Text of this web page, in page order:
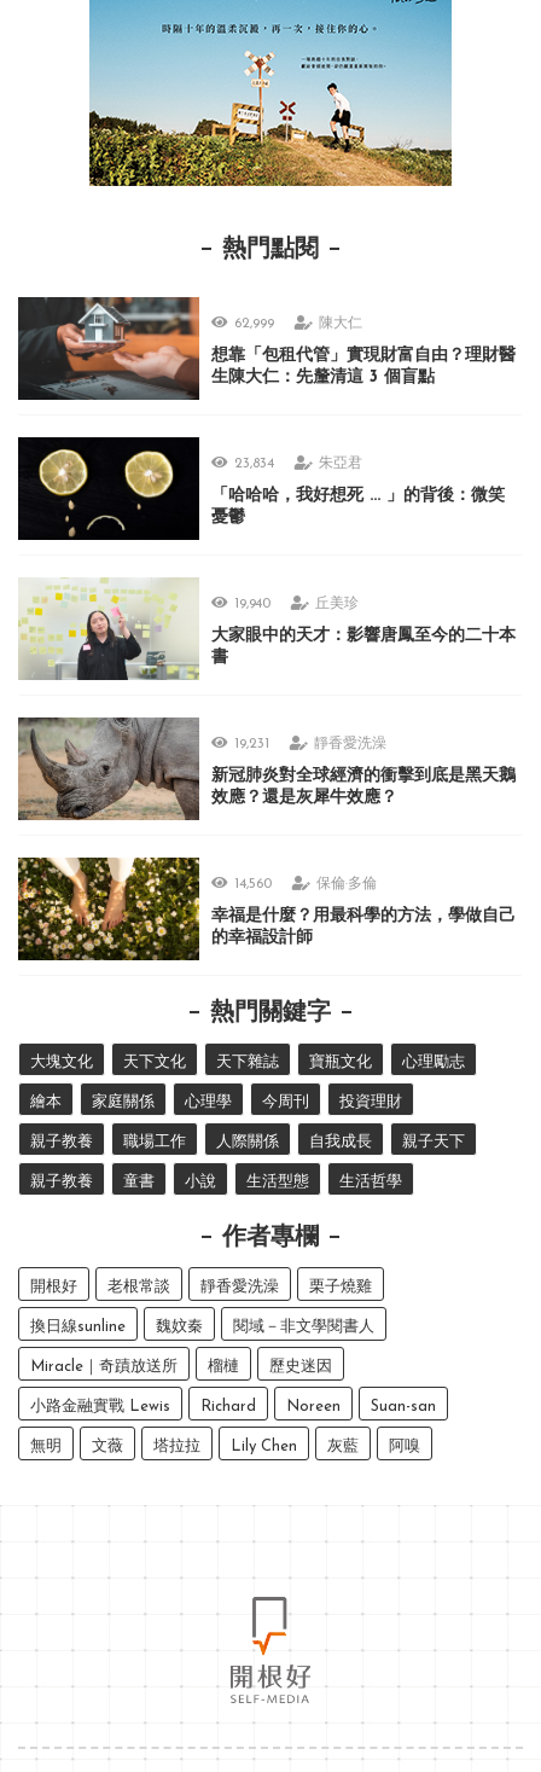
熱門點閱
62,999 陳大仁
想靠「包租代管」實現財富自由？理財醫
生陳大仁：先釐清這 3 個盲點
23,834 朱亞君
「哈哈哈，我好想死 ... 」的背後：微笑
憂鬱
19,940 丘美珍
大家眼中的天才：影響唐鳳至今的二十本
書
19,231 靜香愛洗澡
新冠肺炎對全球經濟的衝擊到底是黑天鵝
效應？還是灰犀牛效應？
14,560 保倫·多倫
幸福是什麼？用最科學的方法，學做自己
的幸福設計師
熱門關鍵字
大塊文化 天下文化 天下雜誌 寶瓶文化 心理勵志
繪本 家庭關係 心理學 今周刊 投資理財
親子教養 職場工作 人際關係 自我成長 親子天下
親子教養 童書 小說 生活型態 生活哲學
作者專欄
開根好 老根常談 靜香愛洗澡 栗子燒雞
換日線sunline 魏妏秦 閱域－非文學閱書人
Miracle｜奇蹟放送所 榴槤 歷史迷因
小路金融實戰 Lewis Richard Noreen Suan-san
無明 文薇 塔拉拉 Lily Chen 灰藍 阿嗅